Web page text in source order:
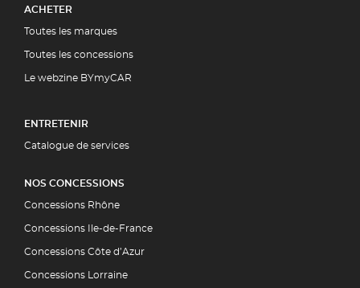
ACHETER
Toutes les marques
Toutes les concessions
Le webzine BYmyCAR
ENTRETENIR
Catalogue de services
NOS CONCESSIONS
Concessions Rhône
Concessions Ile-de-France
Concessions Côte d’Azur
Concessions Lorraine